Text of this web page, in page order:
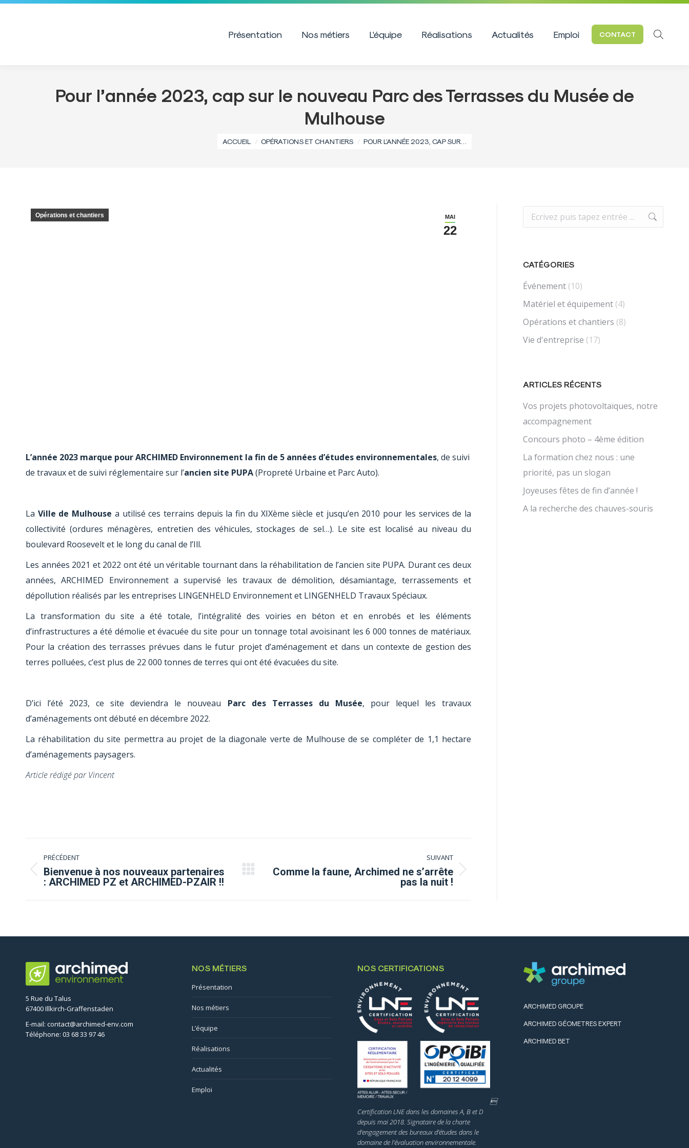
Présentation Nos métiers L’équipe Réalisations Actualités Emploi CONTACT
Pour l’année 2023, cap sur le nouveau Parc des Terrasses du Musée de
Mulhouse
ACCUEIL OPÉRATIONS ET CHANTIERS POUR L’ANNÉE 2023, CAP SUR…
MAI
22
Opérations et chantiers
L’année 2023 marque pour ARCHIMED Environnement la fin de 5 années d’études environnementales, de suivi
de travaux et de suivi réglementaire sur l’ancien site PUPA(Propreté Urbaine et Parc Auto).
La Ville de Mulhouse a utilisé ces terrains depuis la fin du XIXème siècle et jusqu’en 2010 pour les services de la
collectivité (ordures ménagères, entretien des véhicules, stockages de sel…). Le site est localisé au niveau du
boulevard Roosevelt et le long du canal de l’Ill.
Les années 2021 et 2022 ont été un véritable tournant dans la réhabilitation de l’ancien site PUPA. Durant ces deux
années, ARCHIMED Environnement a supervisé les travaux de démolition, désamiantage, terrassements et
dépollution réalisés par les entreprises LINGENHELD Environnement et LINGENHELD Travaux Spéciaux.
La transformation du site a été totale, l’intégralité des voiries en béton et en enrobés et les éléments
d’infrastructures a été démolie et évacuée du site pour un tonnage total avoisinant les 6 000 tonnes de matériaux.
Pour la création des terrasses prévues dans le futur projet d’aménagement et dans un contexte de gestion des
terres polluées, c’est plus de 22 000 tonnes de terres qui ont été évacuées du site.
D’ici l’été 2023, ce site deviendra le nouveau Parc des Terrasses du Musée, pour lequel les travaux
d’aménagements ont débuté en décembre 2022.
La réhabilitation du site permettra au projet de la diagonale verte de Mulhouse de se compléter de 1,1 hectare
d’aménagements paysagers.
Article rédigé par Vincent
Navigation
article
PRÉCÉDENT
Article
Bienvenue à nos nouveaux partenaires
: ARCHIMED PZ et ARCHIMED-PZAIR !!
SUIVANT
Article
Comme la faune, Archimed ne s’arrête
pas la nuit !
Recherche
:
CATÉGORIES
Événement (10)
Matériel et équipement (4)
Opérations et chantiers (8)
Vie d'entreprise (17)
ARTICLES RÉCENTS
Vos projets photovoltaïques, notre
accompagnement
Concours photo – 4ème édition
La formation chez nous : une
priorité, pas un slogan
Joyeuses fêtes de fin d’année !
A la recherche des chauves-souris
5 Rue du Talus
67400 Illkirch-Graffenstaden
E-mail: contact@archimed-env.com
Téléphone: 03 68 33 97 46
NOS MÉTIERS
Présentation
Nos métiers
L’équipe
Réalisations
Actualités
Emploi
NOS CERTIFICATIONS

Certification LNE dans les domaines A, B et D
depuis mai 2018. Signataire de la charte
d’engagement des bureaux d’études dans le
domaine de l’évaluation environnementale.
ARCHIMED GROUPE
ARCHIMED GÉOMETRES EXPERT
ARCHIMED BET